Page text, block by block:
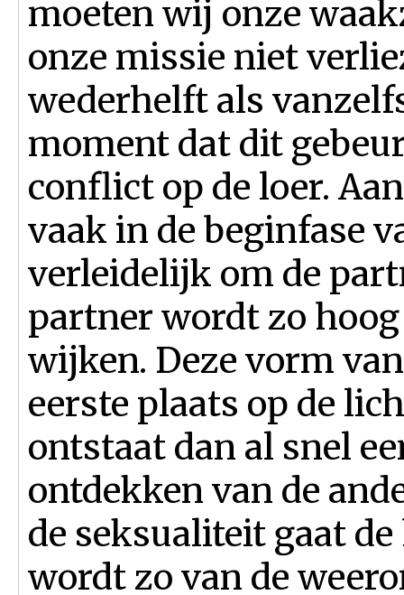
moeten wij onze
onze missie niet
wederhelft als
moment dat dit
conflict op de loer.
vaak in de beginfase
verleidelijk om de
partner wordt zo
wijken. Deze vorm
eerste plaats op de
ontstaat dan al snel
ontdekken van de
de seksualiteit gaat
wordt zo van de